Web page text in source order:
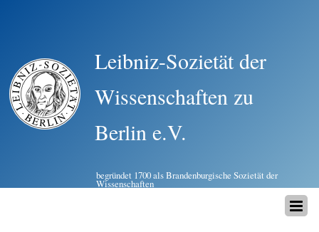
Leibniz-Sozietät der
Wissenschaften zu
Berlin e.V.
begründet 1700 als Brandenburgische Sozietät der
Wissenschaften